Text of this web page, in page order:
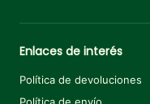
Enlaces de interés
Política de devoluciones